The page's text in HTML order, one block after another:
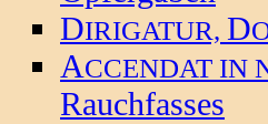
DIRIGATUR, D
ACCENDAT IN
Rauchfasses